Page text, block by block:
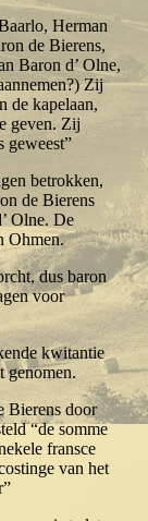
Herman
de Bierens,
Baron d’ Olne,
Zij
de kapelaan,
geven. Zij
geweest”
betrokken,
de Bierens
Olne. De
Ohmen.
dus baron
voor
kwitantie
genomen.
Bierens door
“de somme
fransce
van het